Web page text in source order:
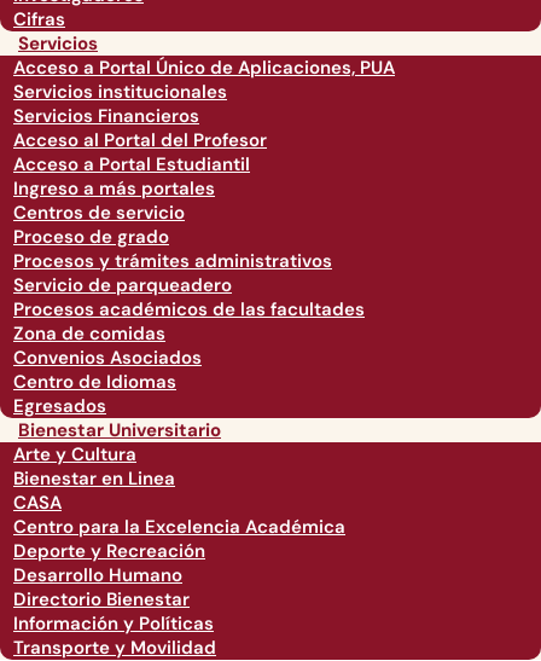
Cifras
Servicios
Acceso a Portal Único de Aplicaciones, PUA
Servicios institucionales
Servicios Financieros
Acceso al Portal del Profesor
Acceso a Portal Estudiantil
Ingreso a más portales
Centros de servicio
Proceso de grado
Procesos y trámites administrativos
Servicio de parqueadero
Procesos académicos de las facultades
Zona de comidas
Convenios Asociados
Centro de Idiomas
Egresados
Bienestar Universitario
Arte y Cultura
Bienestar en Linea
CASA
Centro para la Excelencia Académica
Deporte y Recreación
Desarrollo Humano
Directorio Bienestar
Información y Políticas
Transporte y Movilidad